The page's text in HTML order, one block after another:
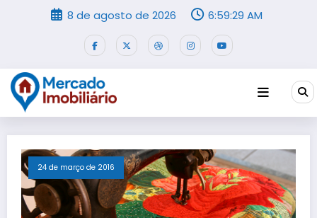
8 de agosto de 2026 6:59:29 AM
24 de março de 2016